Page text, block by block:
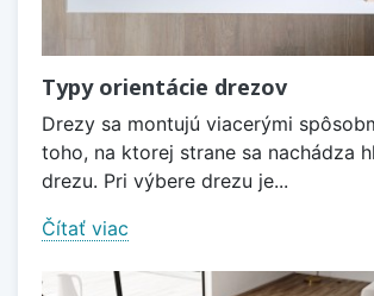
Typy orientácie drezov
Drezy sa montujú viacerými
toho, na ktorej strane sa nachádza
drezu. Pri výbere drezu je...
Čítať viac